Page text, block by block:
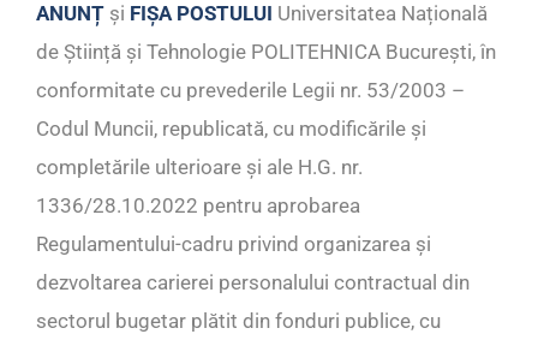
ANUNȚ și FIȘA POSTULUI Universitatea Națională
de Știință și Tehnologie POLITEHNICA București, în
conformitate cu prevederile Legii nr. 53/2003 –
Codul Muncii, republicată, cu modificările și
completările ulterioare și ale H.G. nr.
1336/28.10.2022 pentru aprobarea
Regulamentului-cadru privind organizarea și
dezvoltarea carierei personalului contractual din
sectorul bugetar plătit din fonduri publice, cu